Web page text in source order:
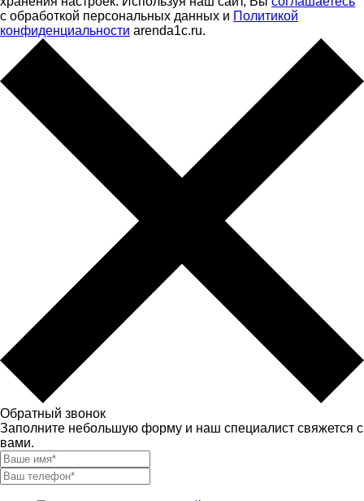
с обработкой персональных данных и Политикой
конфиденциальности arenda1c.ru.
Обратный звонок
Заполните небольшую форму и наш специалист свяжется с
вами.